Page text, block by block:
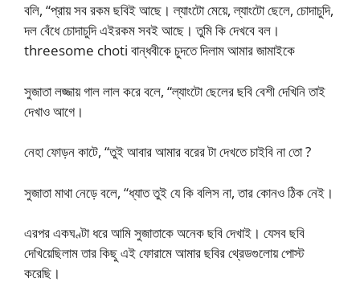
বলি, “প্রায় সব রকম ছবিই আছে। ল্যাংটো মেয়ে, ল্যাংটো ছেলে, চোদাচুদি,
দল বেঁধে চোদাচুদি এইরকম সবই আছে। তুমি কি দেখবে বল।
threesome choti বান্ধবীকে চুদতে দিলাম আমার জামাইকে
সুজাতা লজ্জায় গাল লাল করে বলে, “ল্যাংটো ছেলের ছবি বেশী দেখিনি তাই
দেখাও আগে।
নেহা ফোড়ন কাটে, “তুই আবার আমার বরের টা দেখতে চাইবি না তো ?
সুজাতা মাথা নেড়ে বলে, “ধ্যাত তুই যে কি বলিস না, তার কোনও ঠিক নেই।
এরপর একঘণ্টা ধরে আমি সুজাতাকে অনেক ছবি দেখাই। যেসব ছবি
দেখিয়েছিলাম তার কিছু এই ফোরামে আমার ছবির থ্রেডগুলোয় পোস্ট
করেছি।